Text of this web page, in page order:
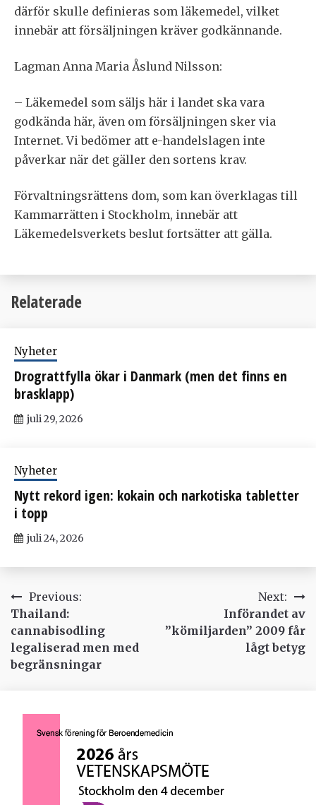
därför skulle definieras som läkemedel, vilket
innebär att försäljningen kräver godkännande.
Lagman Anna Maria Åslund Nilsson:
– Läkemedel som säljs här i landet ska vara
godkända här, även om försäljningen sker via
Internet. Vi bedömer att e-handelslagen inte
påverkar när det gäller den sortens krav.
Förvaltningsrättens dom, som kan överklagas till
Kammarrätten i Stockholm, innebär att
Läkemedelsverkets beslut fortsätter att gälla.
Relaterade
Nyheter
Drograttfylla ökar i Danmark (men det finns en
brasklapp)
juli 29, 2026
Nyheter
Nytt rekord igen: kokain och narkotiska tabletter
i topp
juli 24, 2026
Inläggsnavigering
Previous:
Thailand:
cannabisodling
legaliserad men med
begränsningar
Next:
Införandet av
”kömiljarden” 2009 får
lågt betyg